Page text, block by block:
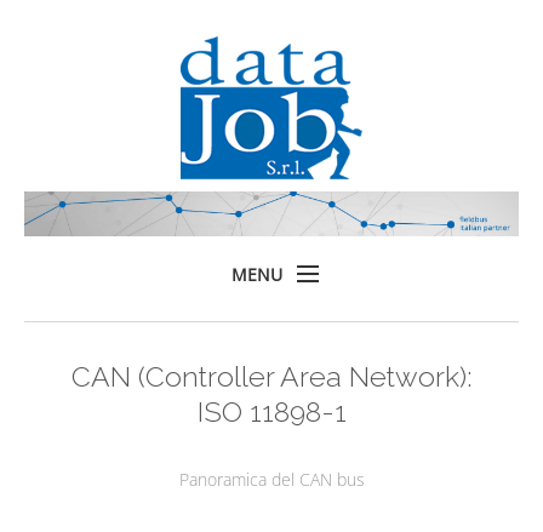
MENU
Prodotti
CAN (Controller Area Network):
ISO 11898-1
Panoramica del CAN bus